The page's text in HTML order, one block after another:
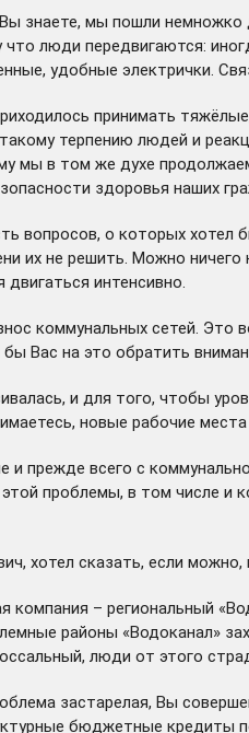
знаете, мы пошли
люди передвигаются:
удобные электрички.
принимать
терпению людей и
мы в том же духе
здоровья наших
вопросов, о которых
их не решить. Можно
интенсивно.
коммунальных сетей. Это
Вас на это обратить
и для того, чтобы
новые рабочие
прежде всего с
проблемы, в том числе и
хотел сказать, если можно,
компания – региональный
районы «Водоканал»
люди от этого
застарелая, Вы
бюджетные кредиты